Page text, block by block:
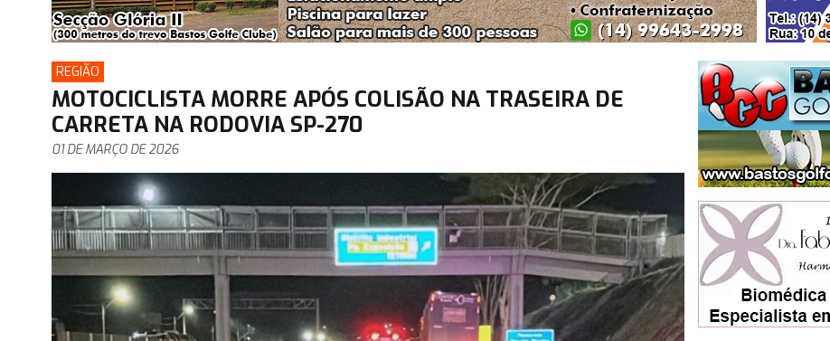
REGIÃO
MOTOCICLISTA MORRE APÓS COLISÃO NA TRASEIRA DE
CARRETA NA RODOVIA SP-270
01 DE MARÇO DE 2026